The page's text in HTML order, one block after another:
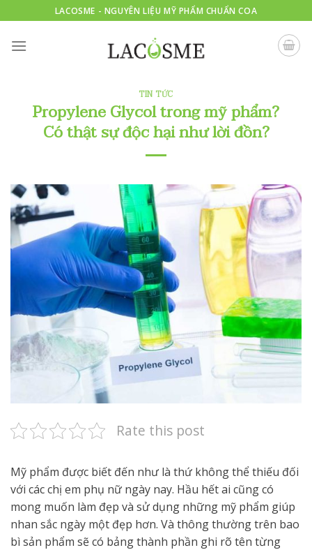
to
content
LACOSME - NGUYÊN LIỆU MỸ PHẨM CHUẨN COA
TIN TỨC
Propylene Glycol trong mỹ phẩm?
Có thật sự độc hại như lời đồn?
Rate this post
Mỹ phẩm được biết đến như là thứ không thể thiếu đối
với các chị em phụ nữ ngày nay. Hầu hết ai cũng có
mong muốn làm đẹp và sử dụng những mỹ phẩm giúp
nhan sắc ngày một đẹp hơn. Và thông thường trên bao
bì sản phẩm sẽ có bảng thành phần ghi rõ tên từng